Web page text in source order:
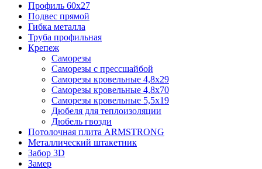
Профиль 60х27
Подвес прямой
Гибка металла
Труба профильная
Крепеж
Саморезы
Саморезы с прессшайбой
Саморезы кровельные 4,8х29
Саморезы кровельные 4,8х70
Саморезы кровельные 5,5х19
Дюбеля для теплоизоляции
Дюбель гвозди
Потолочная плита ARMSTRONG
Металлический штакетник
Забор 3D
Замер